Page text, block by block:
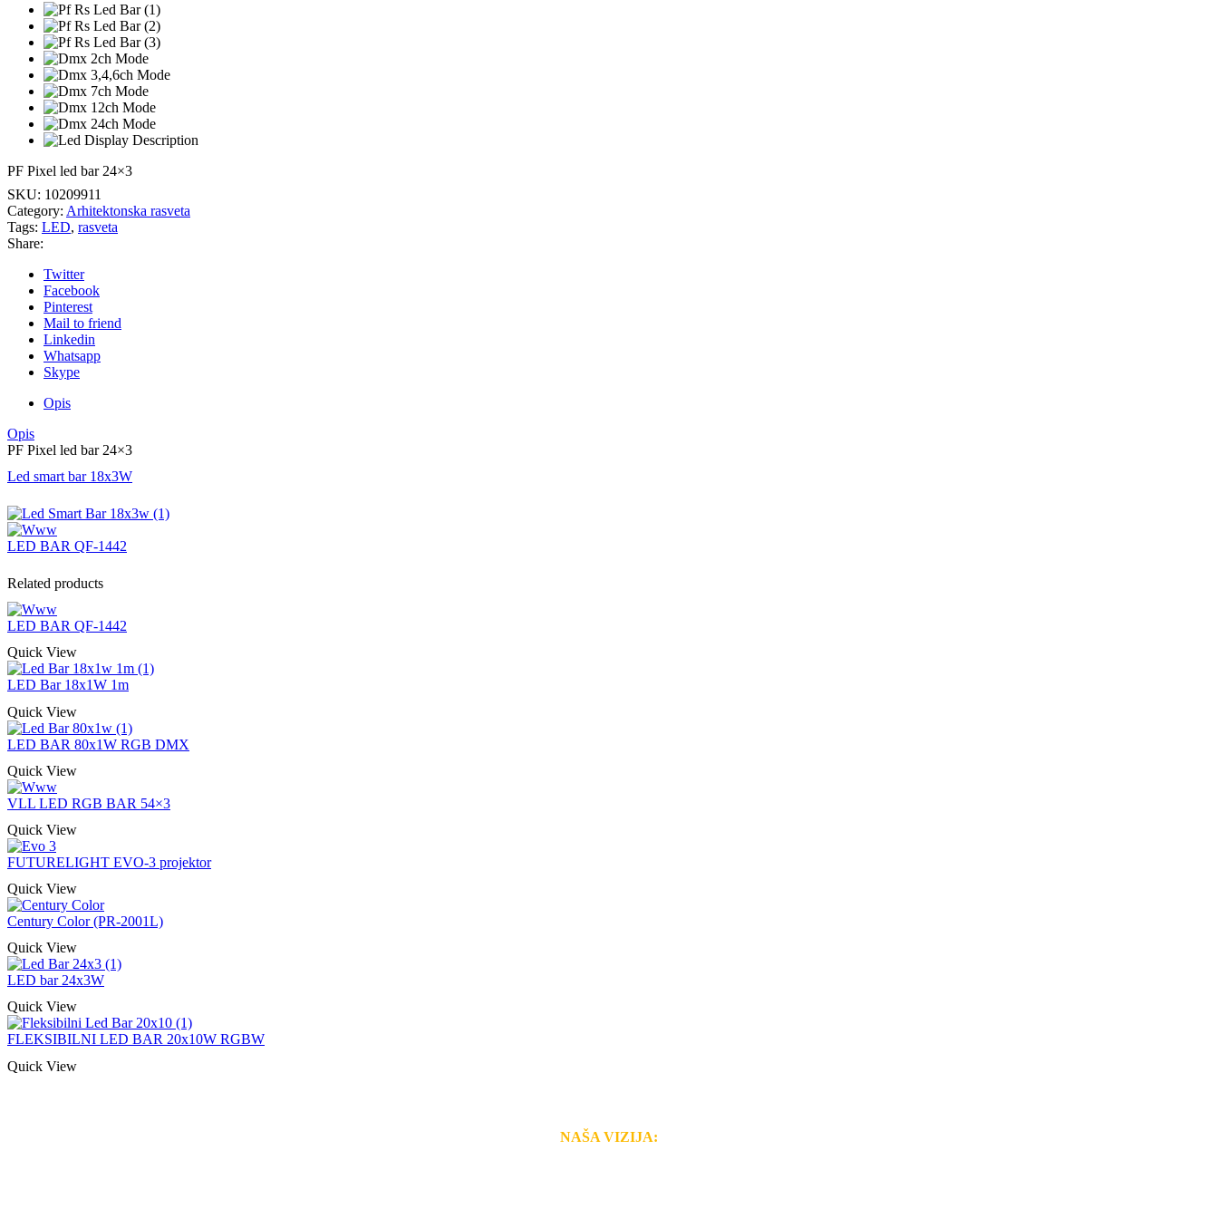
PF Pixel led bar 24×3
SKU: 10209911
Category: Arhitektonska rasveta
Tags: LED, rasveta
Share:
Twitter
Facebook
Pinterest
Mail to friend
Linkedin
Whatsapp
Skype
Opis
Opis
PF Pixel led bar 24×3
Led smart bar 18x3W
LED BAR QF-1442
Related products
LED BAR QF-1442
Quick View
LED Bar 18x1W 1m
Quick View
LED BAR 80x1W RGB DMX
Quick View
VLL LED RGB BAR 54×3
Quick View
FUTURELIGHT EVO-3 projektor
Quick View
Century Color (PR-2001L)
Quick View
LED bar 24x3W
Quick View
FLEKSIBILNI LED BAR 20x10W RGBW
Quick View
NAŠA VIZIJA: